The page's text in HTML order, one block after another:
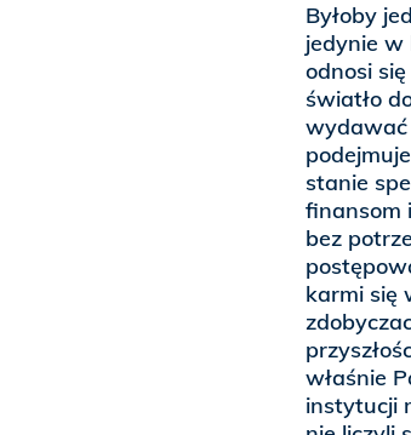
Byłoby
jedynie w
odnosi
światło
wydawać
stanie
finansom
bez
karmi się
właśnie
instytucji